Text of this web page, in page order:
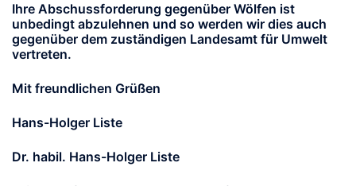
Ihre Abschussforderung gegenüber Wölfen ist
unbedingt abzulehnen und so werden wir dies auch
gegenüber dem zuständigen Landesamt für Umwelt
vertreten.
Mit freundlichen Grüßen
Hans-Holger Liste
Dr. habil. Hans-Holger Liste